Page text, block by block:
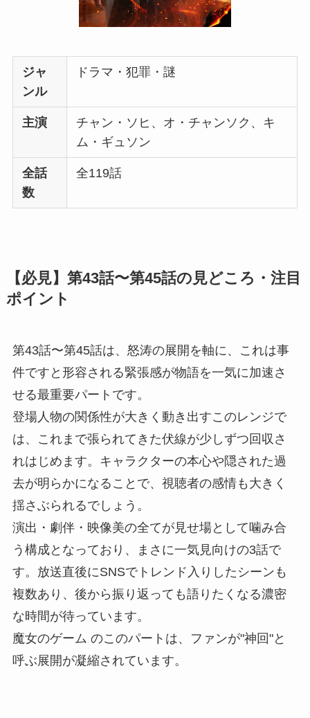
ジャ
ンル
ドラマ・犯罪・謎
主演
チャン・ソヒ、オ・チャンソク、キ
ム・ギュソン
全話
数
全119話
【必見】第43話〜第45話の見どころ・注目
ポイント
第43話〜第45話は、怒涛の展開を軸に、これは事
件ですと形容される緊張感が物語を一気に加速さ
せる最重要パートです。
登場人物の関係性が大きく動き出すこのレンジで
は、これまで張られてきた伏線が少しずつ回収さ
れはじめます。キャラクターの本心や隠された過
去が明らかになることで、視聴者の感情も大きく
揺さぶられるでしょう。
演出・劇伴・映像美の全てが見せ場として噛み合
う構成となっており、まさに一気見向けの3話で
す。放送直後にSNSでトレンド入りしたシーンも
複数あり、後から振り返っても語りたくなる濃密
な時間が待っています。
魔女のゲーム のこのパートは、ファンが"神回"と
呼ぶ展開が凝縮されています。